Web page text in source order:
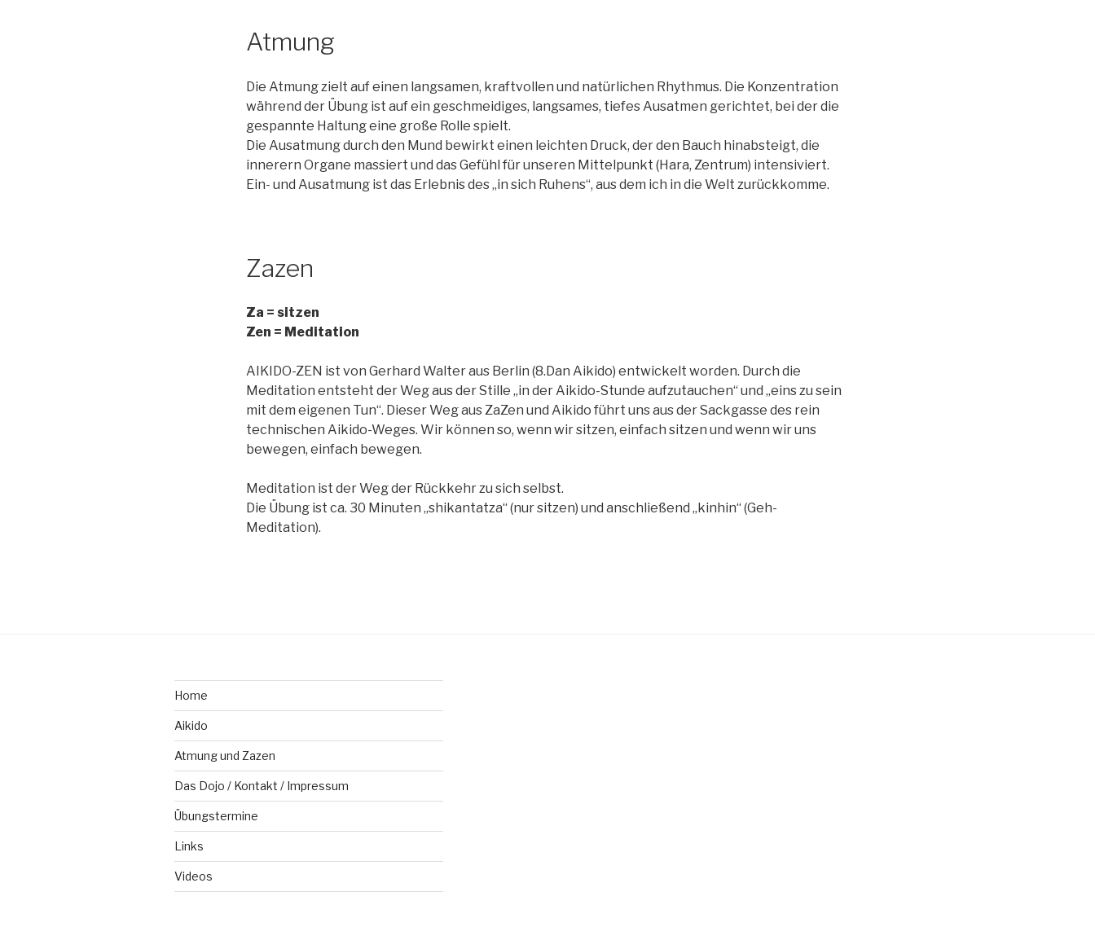
Atmung
Die Atmung zielt auf einen langsamen, kraftvollen und natürlichen Rhythmus. Die Konzentration
während der Übung ist auf ein geschmeidiges, langsames, tiefes Ausatmen gerichtet, bei der die
gespannte Haltung eine große Rolle spielt.
Die Ausatmung durch den Mund bewirkt einen leichten Druck, der den Bauch hinabsteigt, die
innerern Organe massiert und das Gefühl für unseren Mittelpunkt (Hara, Zentrum) intensiviert.
Ein- und Ausatmung ist das Erlebnis des „in sich Ruhens“, aus dem ich in die Welt zurückkomme.
Zazen
Za = sitzen
Zen = Meditation
AIKIDO-ZEN ist von Gerhard Walter aus Berlin (8.Dan Aikido) entwickelt worden. Durch die
Meditation entsteht der Weg aus der Stille „in der Aikido-Stunde aufzutauchen“ und „eins zu sein
mit dem eigenen Tun“. Dieser Weg aus ZaZen und Aikido führt uns aus der Sackgasse des rein
technischen Aikido-Weges. Wir können so, wenn wir sitzen, einfach sitzen und wenn wir uns
bewegen, einfach bewegen.
Meditation ist der Weg der Rückkehr zu sich selbst.
Die Übung ist ca. 30 Minuten „shikantatza“ (nur sitzen) und anschließend „kinhin“ (Geh-
Meditation).
Home
Aikido
Atmung und Zazen
Das Dojo / Kontakt / Impressum
Übungstermine
Links
Videos